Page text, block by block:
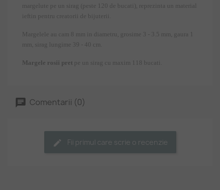
margelute pe un sirag (peste 120 de bucati), reprezinta un material
ieftin pentru creatorii de bijuterii.
Margelele au cam 8 mm in diametru, grosime 3 - 3.5 mm, gaura 1
mm, sirag lungime 39 - 40 cm.
Margele rosii pret pe un sirag cu maxim 118 bucati.
Comentarii (0)
Fii primul care scrie o recenzie